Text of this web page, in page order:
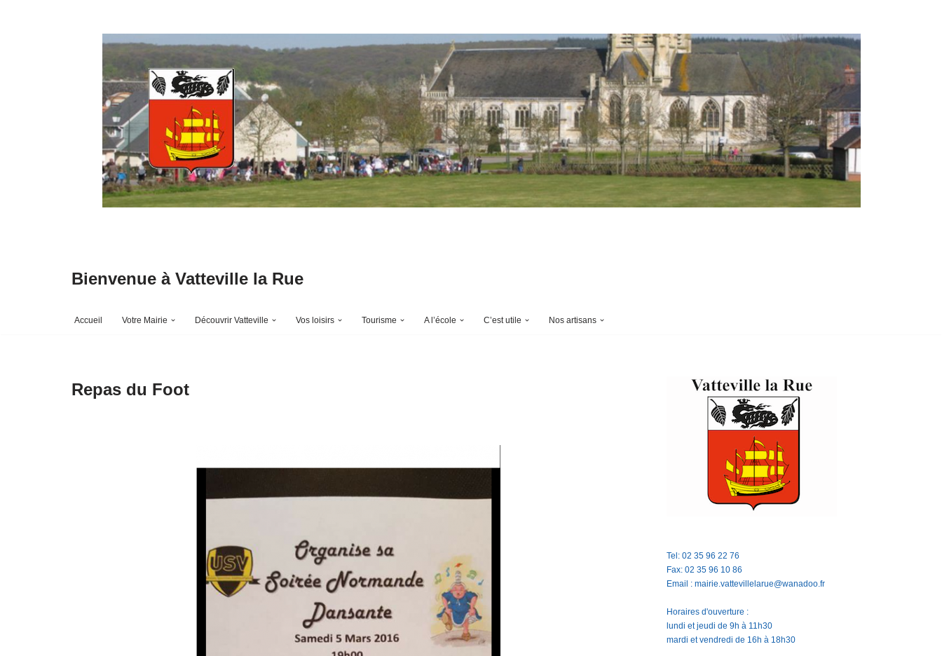
Bienvenue à Vatteville la Rue
Accueil Votre Mairie Découvrir Vatteville Vos loisirs Tourisme A l’école C’est utile Nos artisans
Repas du Foot
Tel: 02 35 96 22 76
Fax: 02 35 96 10 86
Email : mairie.vattevillelarue@wanadoo.fr
Horaires d'ouverture :
lundi et jeudi de 9h à 11h30
mardi et vendredi de 16h à 18h30